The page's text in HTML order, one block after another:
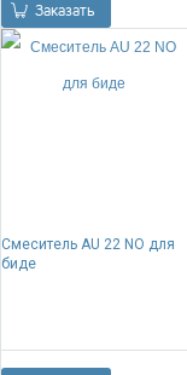
Заказать
Смеситель AU 22 NO для
биде